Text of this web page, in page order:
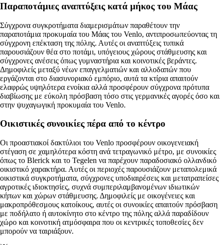
Παραποτάμιες αναπτύξεις κατά μήκος του Μάας
Σύγχρονα συγκροτήματα διαμερισμάτων παραθέτουν την
παραποτάμια προκυμαία του Μάας του Venlo, αντιπροσωπεύοντας τη
σύγχρονη επέκταση της πόλης. Αυτές οι αναπτύξεις τυπικά
παρουσιάζουν θέα στο ποτάμι, υπόγειους χώρους στάθμευσης και
σύγχρονες ανέσεις όπως γυμναστήρια και κοινοτικές βεράντες.
Δημοφιλείς μεταξύ νέων επαγγελματιών και αλλοδαπών που
εργάζονται στο διασυνοριακό εμπόριο, αυτά τα κτίρια απαιτούν
ελαφρώς υψηλότερα ενοίκια αλλά προσφέρουν σύγχρονα πρότυπα
διαβίωσης με εύκολη πρόσβαση τόσο στις γερμανικές αγορές όσο και
στην ψυχαγωγική προκυμαία του Venlo.
Οικιστικές συνοικίες πέρα από το κέντρο
Οι προαστιακοί δακτύλιοι του Venlo προσφέρουν οικογενειακή
στέγαση σε χαμηλότερα κόστη ανά τετραγωνικό μέτρο, με συνοικίες
όπως το Blerick και το Tegelen να παρέχουν παραδοσιακό ολλανδικό
οικιστικό χαρακτήρα. Αυτές οι περιοχές παρουσιάζουν μεταπολεμικά
οικιστικά συγκροτήματα, σύγχρονες υποδιαιρέσεις και μετατραπείσες
αγροτικές ιδιοκτησίες, συχνά συμπεριλαμβανομένων ιδιωτικών
κήπων και χώρων στάθμευσης. Δημοφιλείς με οικογένειες και
μακροπρόθεσμους κατοίκους, αυτές οι συνοικίες απαιτούν πρόσβαση
με ποδήλατο ή αυτοκίνητο στο κέντρο της πόλης αλλά παραδίδουν
χώρο και κοινοτική ατμόσφαιρα που οι κεντρικές τοποθεσίες δεν
μπορούν να ταιριάξουν.